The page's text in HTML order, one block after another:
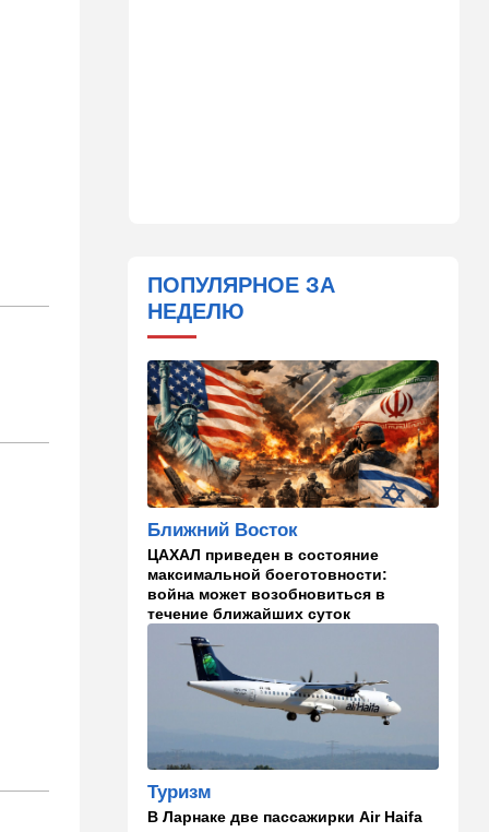
10:10 В мире
Пентагон выложил новую
партию Х-файлов
09:50 Мнения
Я формирую свой
собственный нарратив
09:42 Новости Украины
РФ нанесла удар
баллистикой по Киеву и
дронами по области — есть
погибшие
Ближний Восток
Дружить против Израиля:
Иран просится в мекканский
08:18 В мире
CNN: генерал Кейн ищет
способ выйти из войны с
Ираном
ПОПУЛЯРНОЕ ЗА
НЕДЕЛЮ
Ближний Восток
ЦАХАЛ приведен в состояние
максимальной боеготовности:
война может возобновиться в
течение ближайших суток
Туризм
В Ларнаке две пассажирки Air Haifa